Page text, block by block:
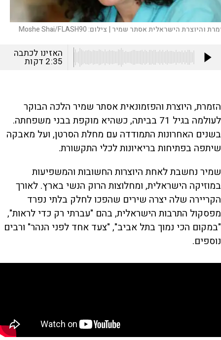
והיוצרת הישראלית אסתר שמיר | צילום:Moshe Shai/FLASH90
האזינו לכתבה
2:35 דקות
הזמרת, היוצרת והפזמונאית אסתר שמיר הלכה הבוקר
לעולמה בגיל 71 בביתה, כשהיא מוקפת בבני משפחתה.
בשנים האחרונות התמודדה עם מחלת הסרטן, ועל מאבקה
שיתפה בפתיחות בריאיונות לכלי התקשורת.
שמיר נחשבת לאחת היוצרות החשובות והמשפיעות
במוזיקה הישראלית, ומחלוצות הרוק הנשי בארץ. לאורך
הקריירה שלה יצרה שירים שהפכו לחלק בלתי נפרד
מפסקול התרבות הישראלית, בהם "עברתי רק כדי לראות",
"במקום הכי נמוך בתל אביב", "צעד אחד לפני הנהר" ורבים
נוספים.